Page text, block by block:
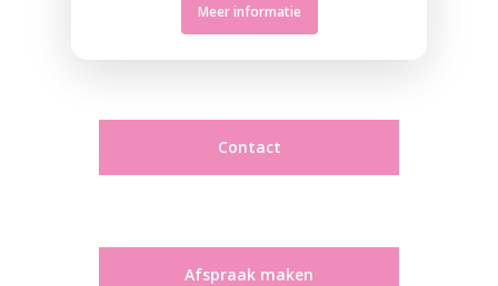
Meer informatie
Contact
Afspraak maken